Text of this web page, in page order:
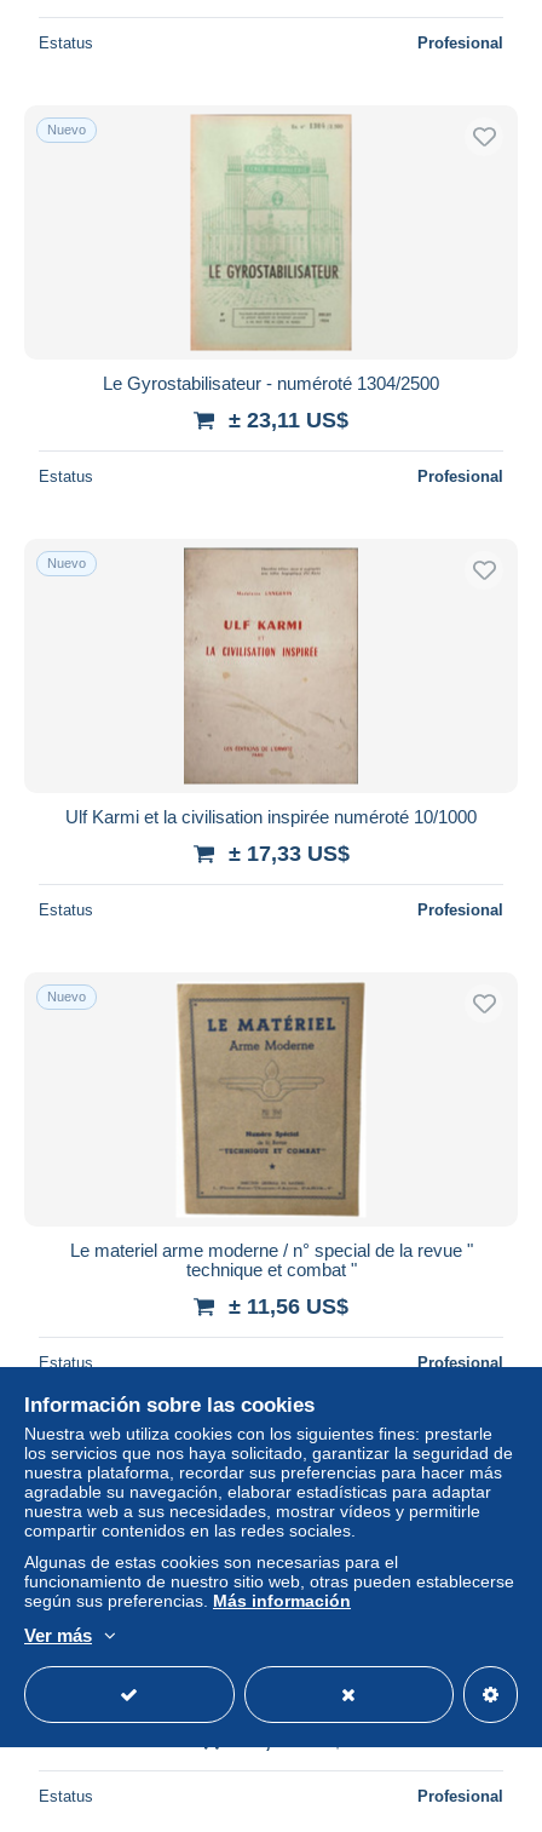
Estatus Profesional
Nuevo
Le Gyrostabilisateur - numéroté 1304/2500
± 23,11 US$
Estatus Profesional
Nuevo
Ulf Karmi et la civilisation inspirée numéroté 10/1000
± 17,33 US$
Estatus Profesional
Nuevo
Le materiel arme moderne / n° special de la revue "
technique et combat "
± 11,56 US$
Estatus Profesional
Nuevo
"Mal du siècle"
Estatus Profesional
Información sobre las cookies
Nuestra web utiliza cookies con los siguientes fines: prestarle
los servicios que nos haya solicitado, garantizar la seguridad de
nuestra plataforma, recordar sus preferencias para hacer más
agradable su navegación, elaborar estadísticas para adaptar
nuestra web a sus necesidades, mostrar vídeos y permitirle
compartir contenidos en las redes sociales.
Algunas de estas cookies son necesarias para el
funcionamiento de nuestro sitio web, otras pueden establecerse
según sus preferencias. Más información
Ver más